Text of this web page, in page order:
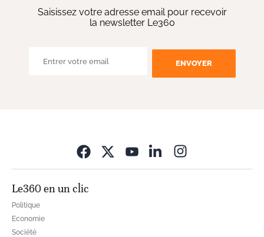
Saisissez votre adresse email pour recevoir
la newsletter Le360
ENVOYER
Le360 en un clic
Politique
Economie
Société